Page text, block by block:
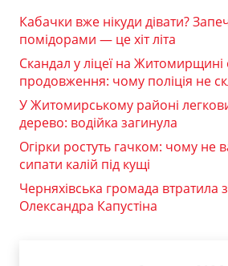
Кабачки вже нікуди дівати?
помідорами — це хіт літа
Скандал у ліцеї на
продовження: чому поліція не
У Житомирському районі
дерево: водійка загинула
Огірки ростуть гачком: чому не
сипати калій під кущі
Черняхівська громада втратила
Олександра Капустіна